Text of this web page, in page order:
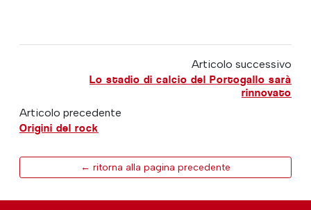
Articolo successivo
Lo stadio di calcio del Portogallo sarà
rinnovato
Articolo precedente
Origini del rock
← ritorna alla pagina precedente